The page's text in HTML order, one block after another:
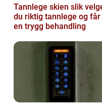
Tannlege skien slik velger
du riktig tannlege og får
en trygg behandling